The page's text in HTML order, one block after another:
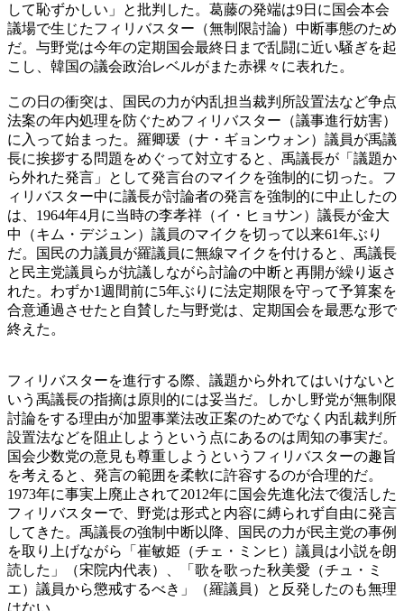
して恥ずかしい」と批判した。葛藤の発端は9日に国会本会
議場で生じたフィリバスター（無制限討論）中断事態のため
だ。与野党は今年の定期国会最終日まで乱闘に近い騒ぎを起
こし、韓国の議会政治レベルがまた赤裸々に表れた。
この日の衝突は、国民の力が内乱担当裁判所設置法など争点
法案の年内処理を防ぐためフィリバスター（議事進行妨害）
に入って始まった。羅卿瑗（ナ・ギョンウォン）議員が禹議
長に挨拶する問題をめぐって対立すると、禹議長が「議題か
ら外れた発言」として発言台のマイクを強制的に切った。フ
ィリバスター中に議長が討論者の発言を強制的に中止したの
は、1964年4月に当時の李孝祥（イ・ヒョサン）議長が金大
中（キム・デジュン）議員のマイクを切って以来61年ぶり
だ。国民の力議員が羅議員に無線マイクを付けると、禹議長
と民主党議員らが抗議しながら討論の中断と再開が繰り返さ
れた。わずか1週間前に5年ぶりに法定期限を守って予算案を
合意通過させたと自賛した与野党は、定期国会を最悪な形で
終えた。
フィリバスターを進行する際、議題から外れてはいけないと
いう禹議長の指摘は原則的には妥当だ。しかし野党が無制限
討論をする理由が加盟事業法改正案のためでなく内乱裁判所
設置法などを阻止しようという点にあるのは周知の事実だ。
国会少数党の意見も尊重しようというフィリバスターの趣旨
を考えると、発言の範囲を柔軟に許容するのが合理的だ。
1973年に事実上廃止されて2012年に国会先進化法で復活した
フィリバスターで、野党は形式と内容に縛られず自由に発言
してきた。禹議長の強制中断以降、国民の力が民主党の事例
を取り上げながら「崔敏姫（チェ・ミンヒ）議員は小説を朗
読した」（宋院内代表）、「歌を歌った秋美愛（チュ・ミ
エ）議員から懲戒するべき」（羅議員）と反発したのも無理